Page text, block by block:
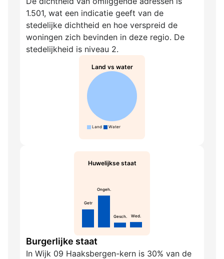
1.501, wat een indicatie geeft van de
stedelijke dichtheid en hoe verspreid de
woningen zich bevinden in deze regio. De
stedelijkheid is niveau 2.
Land vs water
Land Water
Huwelijkse staat
Getr
Ongeh.
Gesch. Wed.
Burgerlijke staat
In Wijk 09 Haaksbergen-kern is 30% van de